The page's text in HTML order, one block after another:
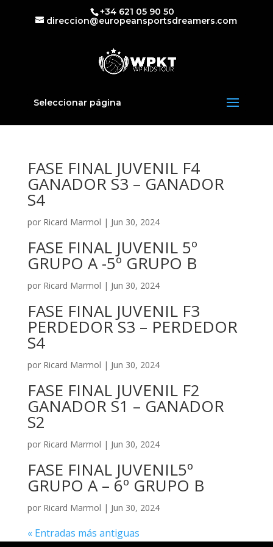
+34 621 05 90 50
direccion@europeansportsdreamers.com
Seleccionar página
FASE FINAL JUVENIL F4
GANADOR S3 – GANADOR
S4
por Ricard Marmol | Jun 30, 2024
FASE FINAL JUVENIL 5º
GRUPO A -5º GRUPO B
por Ricard Marmol | Jun 30, 2024
FASE FINAL JUVENIL F3
PERDEDOR S3 – PERDEDOR
S4
por Ricard Marmol | Jun 30, 2024
FASE FINAL JUVENIL F2
GANADOR S1 – GANADOR
S2
por Ricard Marmol | Jun 30, 2024
FASE FINAL JUVENIL5º
GRUPO A – 6º GRUPO B
por Ricard Marmol | Jun 30, 2024
« Entradas más antiguas